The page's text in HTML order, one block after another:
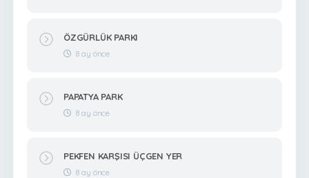
ÖZGÜRLÜK PARKI
8 ay önce
PAPATYA PARK
8 ay önce
PEKFEN KARŞISI ÜÇGEN YER
8 ay önce